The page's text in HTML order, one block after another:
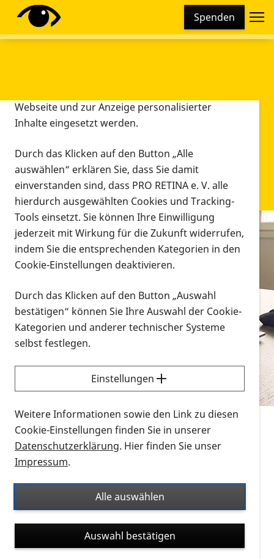
Spenden
Infomaterial
Infomaterial
Vorlesen
Alle Infomaterialien in verschiedenen
Formaten an einem Ort
Sie möchten wissen, wie Sie nach Infonmaterial
suchen und dieses bestellen bzw. herunterladen
können? Schauen Sie sich dieErklärvideos zum
Thema Infomaterial auf der PRO RETINA-Website
für blinde und sehbehinderte Menschen an.
Auf dieser Seite finden Sie sämtliches Infomaterial
Ort. Nutzen Sie den Formatfilter, um ausschließlich
nach Flyern und Broschüren, Audios oder Videos zu
suchen. Die meisten Flyer und Broschüren werden in
verschiedenen Formaten angeboten: zur
postalischen Bestellung als gedruckte Variante
Diese Webseite setzt verschiedene Cookies und
Tracking-Tools ein. Dies beinhaltet Cookies und
Webseite und zur Anzeige personalisierter
Inhalte eingesetzt werden.
Durch das Klicken auf den Button „Alle
auswählen“ erklären Sie, dass Sie damit
einverstanden sind, dass PRO RETINA e. V. alle
hierdurch ausgewählten Cookies und Tracking-
Tools einsetzt. Sie können Ihre Einwilligung
jederzeit mit Wirkung für die Zukunft widerrufen,
indem Sie die entsprechenden Kategorien in den
Cookie-Einstellungen deaktivieren.
Durch das Klicken auf den Button „Auswahl
bestätigen“ können Sie Ihre Auswahl der Cookie-
Kategorien und anderer technischer Systeme
selbst festlegen.
Einstellungen
Weitere Informationen sowie den Link zu diesen
Cookie-Einstellungen finden Sie in unserer
Datenschutzerklärung. Hier finden Sie unser
Impressum.
Alle auswählen
Auswahl bestätigen